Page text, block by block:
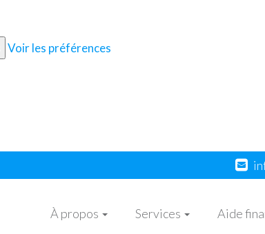
Voir les préférences
À propos Services Aide